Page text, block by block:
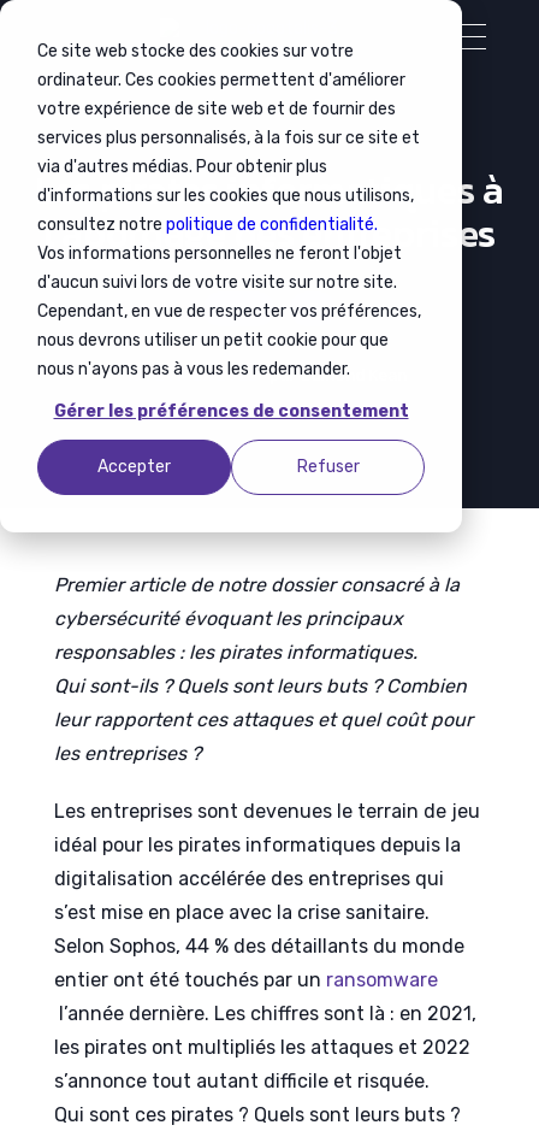
Ce site web stocke des cookies sur votre
ordinateur. Ces cookies permettent d'améliorer
votre expérience de site web et de fournir des
services plus personnalisés, à la fois sur ce site et
via d'autres médias. Pour obtenir plus
d'informations sur les cookies que nous utilisons,
consultez notre politique de confidentialité.
Vos informations personnelles ne feront l'objet
d'aucun suivi lors de votre visite sur notre site.
Cependant, en vue de respecter vos préférences,
nous devrons utiliser un petit cookie pour que
nous n'ayons pas à vous les redemander.
Gérer les préférences de consentement
Accepter Refuser
Les pirates informatiques à
l’abordage des entreprises
ACTU IT
15 FÉVRIER 2022 par Edmond Kean
Premier article de notre dossier consacré à la
cybersécurité évoquant les principaux
responsables : les pirates informatiques.
Qui sont-ils ? Quels sont leurs buts ? Combien
leur rapportent ces attaques et quel coût pour
les entreprises ?
Les entreprises sont devenues le terrain de jeu
idéal pour les pirates informatiques depuis la
digitalisation accélérée des entreprises qui
s’est mise en place avec la crise sanitaire.
Selon Sophos, 44 % des détaillants du monde
entier ont été touchés par un ransomware
l’année dernière. Les chiffres sont là : en 2021,
les pirates ont multipliés les attaques et 2022
s’annonce tout autant difficile et risquée.
Qui sont ces pirates ? Quels sont leurs buts ?